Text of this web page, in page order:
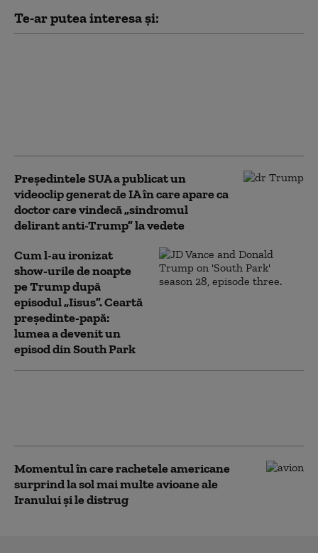
Te-ar putea interesa și:
Preşedintele SUA a publicat un
videoclip generat de IA în care apare ca
doctor care vindecă „sindromul
delirant anti-Trump” la vedete
Cum l-au ironizat
show-urile de noapte
pe Trump după
episodul „Iisus”. Ceartă
președinte-papă:
lumea a devenit un
episod din South Park
Momentul în care rachetele americane
surprind la sol mai multe avioane ale
Iranului și le distrug